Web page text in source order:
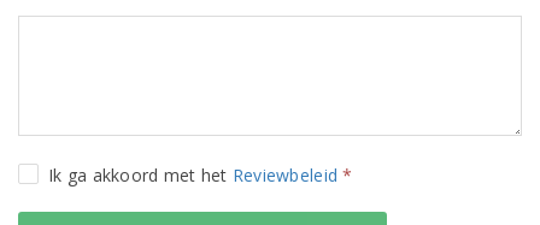
Ik ga akkoord met het Reviewbeleid *